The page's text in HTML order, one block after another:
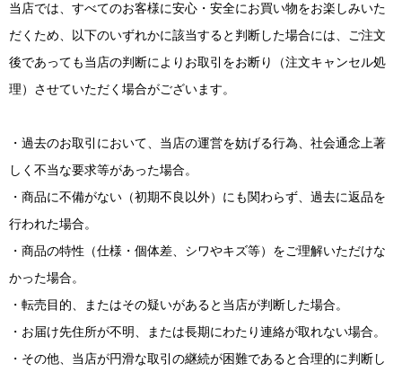
当店では、すべてのお客様に安心・安全にお買い物をお楽しみいた
だくため、以下のいずれかに該当すると判断した場合には、ご注文
後であっても当店の判断によりお取引をお断り（注文キャンセル処
理）させていただく場合がございます。
・過去のお取引において、当店の運営を妨げる行為、社会通念上著
しく不当な要求等があった場合。
・商品に不備がない（初期不良以外）にも関わらず、過去に返品を
行われた場合。
・商品の特性（仕様・個体差、シワやキズ等）をご理解いただけな
かった場合。
・転売目的、またはその疑いがあると当店が判断した場合。
・お届け先住所が不明、または長期にわたり連絡が取れない場合。
・その他、当店が円滑な取引の継続が困難であると合理的に判断し